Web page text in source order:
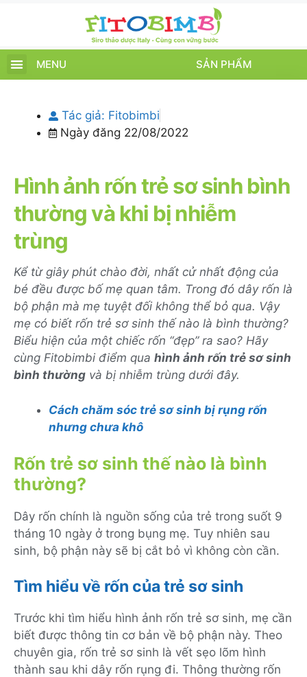
MENU SẢN PHẨM
Tác giả: Fitobimbi
Ngày đăng 22/08/2022
Hình ảnh rốn trẻ sơ sinh bình
thường và khi bị nhiễm
trùng
Kể từ giây phút chào đời, nhất cử nhất động của
bé đều được bố mẹ quan tâm. Trong đó dây rốn là
bộ phận mà mẹ tuyệt đối không thể bỏ qua. Vậy
mẹ có biết rốn trẻ sơ sinh thế nào là bình thường?
Biểu hiện của một chiếc rốn “đẹp” ra sao? Hãy
cùng Fitobimbi điểm qua hình ảnh rốn trẻ sơ sinh
bình thường và bị nhiễm trùng dưới đây.
Cách chăm sóc trẻ sơ sinh bị rụng rốn
nhưng chưa khô
Rốn trẻ sơ sinh thế nào là bình
thường?
Dây rốn chính là nguồn sống của trẻ trong suốt 9
tháng 10 ngày ở trong bụng mẹ. Tuy nhiên sau
sinh, bộ phận này sẽ bị cắt bỏ vì không còn cần.
Tìm hiểu về rốn của trẻ sơ sinh
Trước khi tìm hiểu hình ảnh rốn trẻ sơ sinh, mẹ cần
biết được thông tin cơ bản về bộ phận này. Theo
chuyên gia, rốn trẻ sơ sinh là vết sẹo lõm hình
thành sau khi dây rốn rụng đi. Thông thường rốn